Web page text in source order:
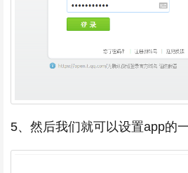
5、然后我们就可以设置app的